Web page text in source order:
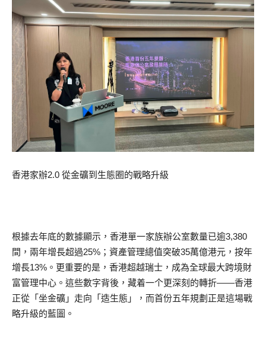
香港家辦2.0 從金礦到生態圈的戰略升級
根據去年底的數據顯示，香港單一家族辦公室數量已逾3,380
間，兩年增長超過25%；資產管理總值突破35萬億港元，按年
增長13%。更重要的是，香港超越瑞士，成為全球最大跨境財
富管理中心。這些數字背後，藏着一个更深刻的轉折——香港
正從「坐金礦」走向「造生態」，而首份五年規劃正是這場戰
略升級的藍圖。